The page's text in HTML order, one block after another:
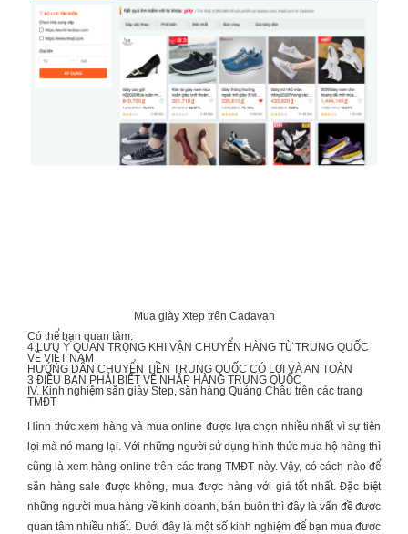
Mua giày Xtep trên Cadavan
Có thể bạn quan tâm:
4 LƯU Ý QUAN TRỌNG KHI VẬN CHUYỂN HÀNG TỪ TRUNG QUỐC
VỀ VIỆT NAM
HƯỚNG DẪN CHUYỂN TIỀN TRUNG QUỐC CÓ LỢI VÀ AN TOÀN
3 ĐIỀU BẠN PHẢI BIẾT VỀ NHẬP HÀNG TRUNG QUỐC
IV. Kinh nghiệm săn giày Step, săn hàng Quảng Châu trên các trang
TMĐT
Hình thức xem hàng và mua online được lựa chọn nhiều nhất vì sự tiện
lợi mà nó mang lại. Với những người sử dụng hình thức mua hộ hàng thì
cũng là xem hàng online trên các trang TMĐT này. Vậy, có cách nào để
săn hàng sale được không, mua được hàng với giá tốt nhất. Đặc biệt
những người mua hàng về kinh doanh, bán buôn thì đây là vấn đề được
quan tâm nhiều nhất. Dưới đây là một số kinh nghiệm để bạn mua được